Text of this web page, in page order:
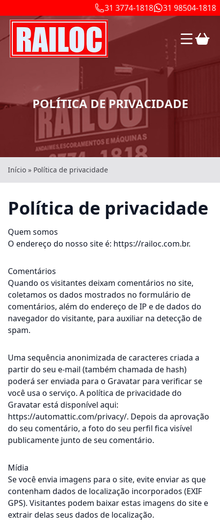
31 3774-1818 31 98504-1818
POLÍTICA DE PRIVACIDADE
Início » Política de privacidade
Política de privacidade
Quem somos
O endereço do nosso site é: https://railoc.com.br.
Comentários
Quando os visitantes deixam comentários no site,
coletamos os dados mostrados no formulário de
comentários, além do endereço de IP e de dados do
navegador do visitante, para auxiliar na detecção de
spam.
Uma sequência anonimizada de caracteres criada a
partir do seu e-mail (também chamada de hash)
poderá ser enviada para o Gravatar para verificar se
você usa o serviço. A política de privacidade do
Gravatar está disponível aqui:
https://automattic.com/privacy/. Depois da aprovação
do seu comentário, a foto do seu perfil fica visível
publicamente junto de seu comentário.
Mídia
Se você envia imagens para o site, evite enviar as que
contenham dados de localização incorporados (EXIF
GPS). Visitantes podem baixar estas imagens do site e
extrair delas seus dados de localização.